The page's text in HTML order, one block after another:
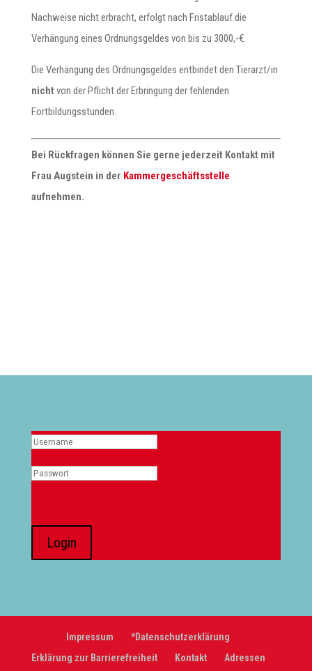
Nachweise nicht erbracht, erfolgt nach Fristablauf die
Verhängung eines Ordnungsgeldes von bis zu 3000,-€.
Die Verhängung des Ordnungsgeldes entbindet den Tierarzt/in
nicht von der Pflicht der Erbringung der fehlenden
Fortbildungsstunden.
Bei Rückfragen können Sie gerne jederzeit Kontakt mit
Frau Augstein in der Kammergeschäftsstelle
aufnehmen.
Login
Impressum
*Datenschutzerklärung
Erklärung zur Barrierefreiheit
Kontakt Adressen